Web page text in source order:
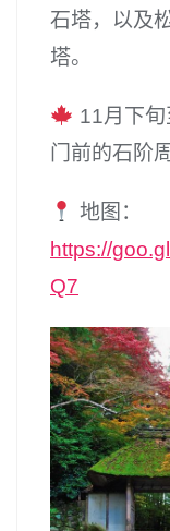
石塔，以及
塔。
11月下
门前的石阶
地图：
https://
Q7